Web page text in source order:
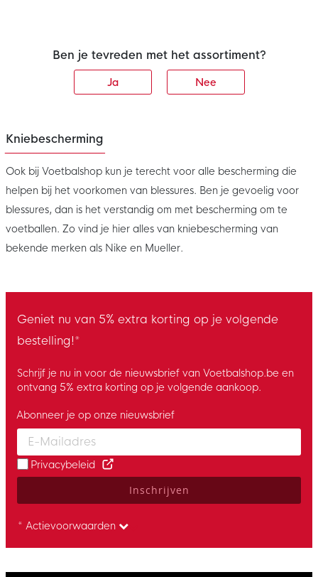
Ben je tevreden met het assortiment?
Ja Nee
Kniebescherming
Ook bij Voetbalshop kun je terecht voor alle bescherming die
helpen bij het voorkomen van blessures. Ben je gevoelig voor
blessures, dan is het verstandig om met bescherming om te
voetballen. Zo vind je hier alles van kniebescherming van
bekende merken als Nike en Mueller.
Geniet nu van 5% extra korting op je volgende
bestelling!*
Schrijf je nu in voor de nieuwsbrief van Voetbalshop.be en
ontvang 5% extra korting op je volgende aankoop.
Enter your email and accept the privacy policy to subscribe to
Abonneer je op onze nieuwsbrief
Privacybeleid
Inschrijven
* Actievoorwaarden